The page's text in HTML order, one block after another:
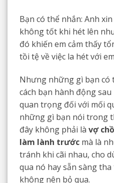
Bạn có thể nhắn: Anh
không tốt khi hét lên
đó khiến em cảm thấy
tồi tệ về việc la hét với
Nhưng những gì bạn có
cách bạn hành động
quan trọng đối với mối
những gì bạn nói trong
đây không phải là vợ
làm lành trước mà là
tránh khi cãi nhau, cho
qua nó hay sẵn sàng
không nên bỏ qua.